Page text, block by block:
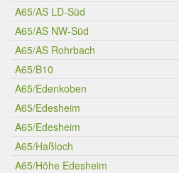
A65/AS LD-Süd
A65/AS NW-Süd
A65/AS Rohrbach
A65/B10
A65/Edenkoben
A65/Edesheim
A65/Edesheim
A65/Haßloch
A65/Höhe Edesheim